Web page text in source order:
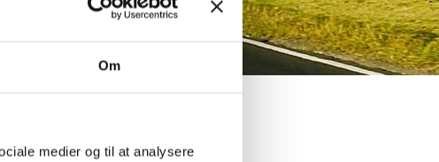
Om
medier og til at analysere